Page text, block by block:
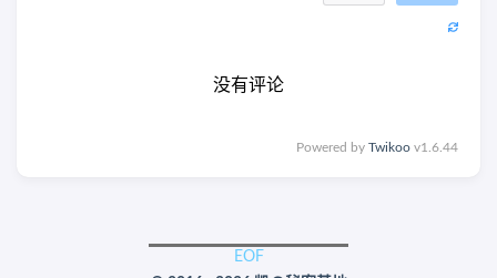
没有评论
Powered by Twikoo v1.6.44